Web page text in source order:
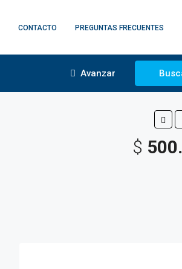
CONTACTO PREGUNTAS FRECUENTES
Avanzar
$